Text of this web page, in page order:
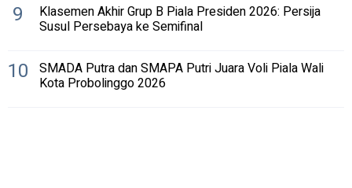
9 Klasemen Akhir Grup B Piala Presiden 2026: Persija
Susul Persebaya ke Semifinal
10 SMADA Putra dan SMAPA Putri Juara Voli Piala Wali
Kota Probolinggo 2026